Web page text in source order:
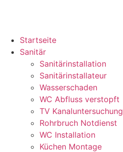
Startseite
Sanitär
Sanitärinstallation
Sanitärinstallateur
Wasserschaden
WC Abfluss verstopft
TV Kanaluntersuchung
Rohrbruch Notdienst
WC Installation
Küchen Montage